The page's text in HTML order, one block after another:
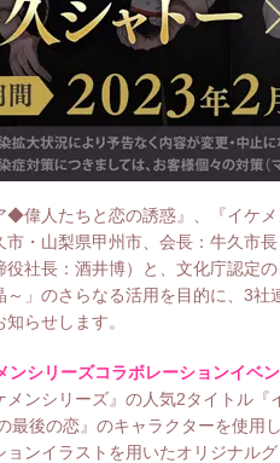
◆偉人たちと恋の誘惑』、『イケ
・山梨県甲州市、会長：牛久市
社長：酒井博）と、文化庁認定
」のさらなる活用を目的に、3
らせします。
ンシリーズコラボレーションイベ
メンシリーズ』の人気2タイトル
最後の恋』のキャラクターを使用
ンイラストを用いたオリジナル